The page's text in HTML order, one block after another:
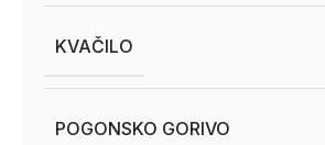
KVAČILO
POGONSKO GORIVO